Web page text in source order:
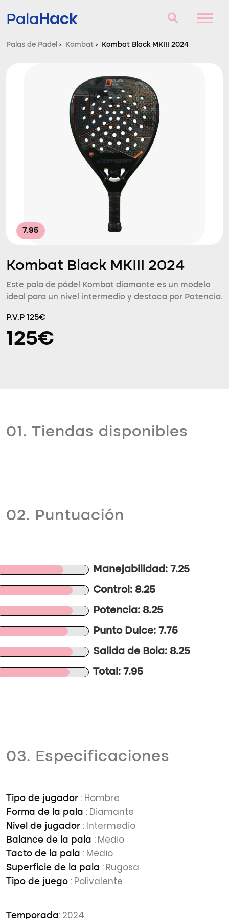
PalaHack
Consultorio
Comparador
Palas de Padel › Kombat › Kombat Black MKIII 2024
7.95
Kombat Black MKIII 2024
Este pala de pádel Kombat diamante es un modelo
ideal para un nivel intermedio y destaca por Potencia.
P.V.P 125€
125€
01. Tiendas disponibles
02. Puntuación
Manejabilidad: 7.25
Control: 8.25
Potencia: 8.25
Punto Dulce: 7.75
Salida de Bola: 8.25
Total: 7.95
03. Especificaciones
Tipo de jugador : Hombre
Forma de la pala : Diamante
Nivel de jugador : Intermedio
Balance de la pala : Medio
Tacto de la pala : Medio
Superficie de la pala : Rugosa
Tipo de juego : Polivalente
Temporada: 2024